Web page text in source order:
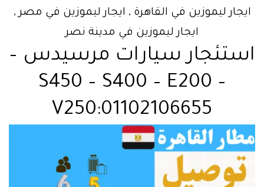
ايجار ليموزين في القاهرة , ايجار ليموزين في مصر ,
ايجار ليموزين في مدينة نصر
استئجار سيارات مرسيدس –
S450 – S400 – E200 –
V250:01102106655